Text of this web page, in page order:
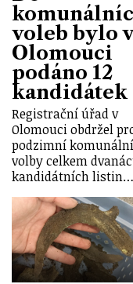
voleb bylo v
Olomouci
podáno 12
kandidátek
Registrační úřad v
Olomouci obdržel
podzimní komunální
volby celkem
kandidátních listin…